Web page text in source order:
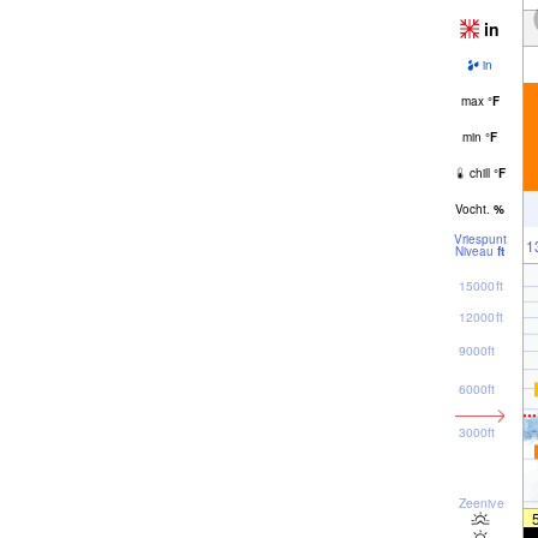
in
in
max °F
min °F
chill °F
Vocht. %
Vriespunt
Niveau ft
Zeeniveau
3000ft
6000ft
9000ft
12000ft
15000ft